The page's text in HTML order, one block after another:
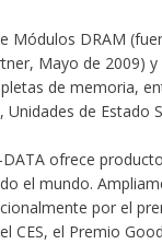
DRAM
Mayo de 2009) y
de memoria,
de Estado
ofrece
el mundo.
por el
el Premio